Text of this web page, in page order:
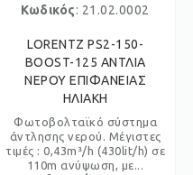
Κωδικός: 21.02.0002
LORENTZ PS2-150-
BOOST-125 ΑΝΤΛΙΑ
ΝΕΡΟΥ ΕΠΙΦΑΝΕΙΑΣ
ΗΛΙΑΚΗ
Φωτοβολταϊκό σύστημα
άντλησης νερού. Μέγιστες
τιμές : 0,43m³/h (430lit/h) σε
110m ανύψωση, με...